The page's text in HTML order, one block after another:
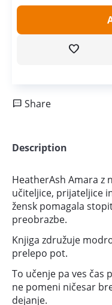
Share
Description
HeatherAsh Amara z
učiteljice, prijateljice
žensk pomagala
preobrazbe.
Knjiga združuje
prelepo pot.
To učenje pa ves čas
ne pomeni ničesar
dejanje.